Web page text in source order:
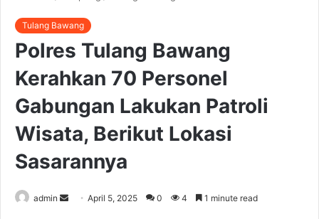
Tulang Bawang
Polres Tulang Bawang
Kerahkan 70 Personel
Gabungan Lakukan Patroli
Wisata, Berikut Lokasi
Sasarannya
admin
SendApril 5, 2025 0 4 1 minute read